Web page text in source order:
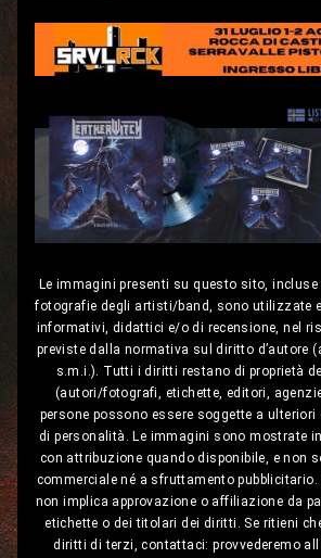
Le immagini presenti su questo sito, incluse
fotografie degli artisti/band, sono utilizzate
informativi, didattici e/o di recensione, nel
previste dalla normativa sul diritto d’autore
s.m.i.). Tutti i diritti restano di proprietà
(autori/fotografi, etichette, editori,
persone possono essere soggette a
di personalità. Le immagini sono mostrate
con attribuzione quando disponibile, e non
commerciale né a sfruttamento pubblicitario.
non implica approvazione o affiliazione da
etichette o dei titolari dei diritti. Se ritieni
diritti di terzi, contattaci: provvederemo